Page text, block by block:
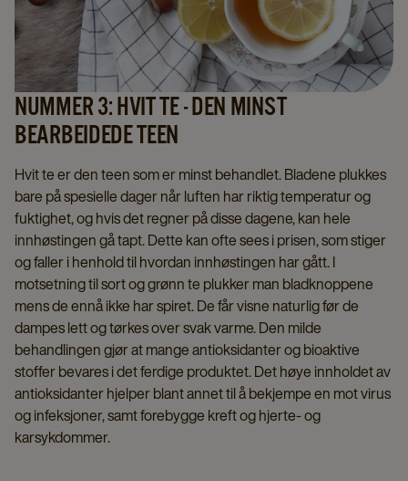
NUMMER 3: HVIT TE - DEN MINST
BEARBEIDEDE TEEN
Hvit te er den teen som er minst behandlet. Bladene plukkes
bare på spesielle dager når luften har riktig temperatur og
fuktighet, og hvis det regner på disse dagene, kan hele
innhøstingen gå tapt. Dette kan ofte sees i prisen, som stiger
og faller i henhold til hvordan innhøstingen har gått. I
motsetning til sort og grønn te plukker man bladknoppene
mens de ennå ikke har spiret. De får visne naturlig før de
dampes lett og tørkes over svak varme. Den milde
behandlingen gjør at mange antioksidanter og bioaktive
stoffer bevares i det ferdige produktet. Det høye innholdet av
antioksidanter hjelper blant annet til å bekjempe en mot virus
og infeksjoner, samt forebygge kreft og hjerte- og
karsykdommer.